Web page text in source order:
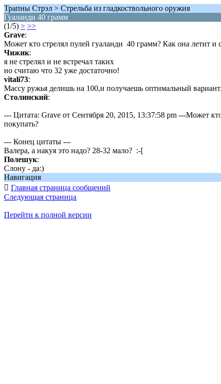
Трапны Стрэл > Стрельба из гладкоствольного оружия
Гуаланди 40 грамм
(1/5) > >>
Grave:
Может кто стрелял пулей гуаланди 40 грамм? Как она летит и
Чижик:
я не стрелял и не встречал таких
но считаю что 32 уже достаточно!
vitali73:
Массу ружья делишь на 100,и получаешь оптимальный
Столинский:
--- Цитата: Grave от Сентября 20, 2015, 13:37:58 pm ---Может
покупать?
--- Конец цитаты ---
Валера, а накуя это надо? 28-32 мало? :-[
Полешук:
Слону - да:)
Навигация
 Главная страница сообщений
Следующая страница
Перейти к полной версии